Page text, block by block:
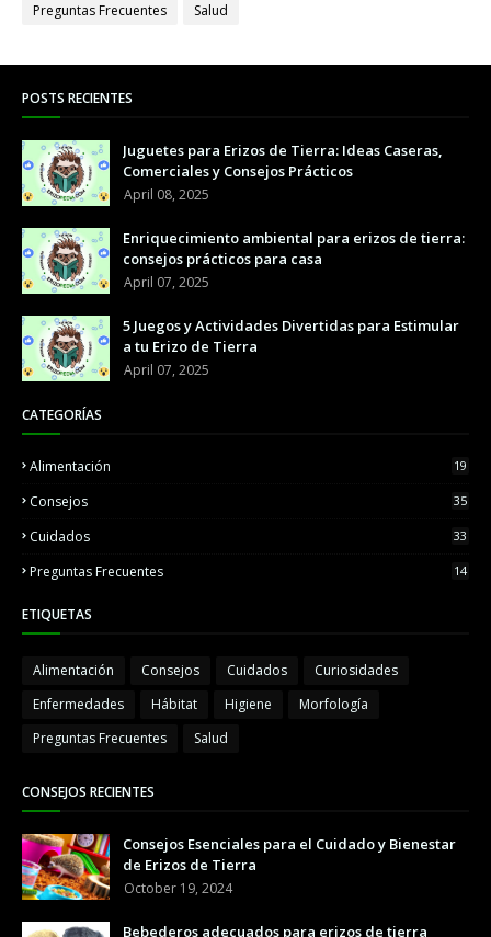
Preguntas Frecuentes
Salud
POSTS RECIENTES
Juguetes para Erizos de Tierra: Ideas Caseras,
Comerciales y Consejos Prácticos
April 08, 2025
Enriquecimiento ambiental para erizos de tierra:
consejos prácticos para casa
April 07, 2025
5 Juegos y Actividades Divertidas para Estimular
a tu Erizo de Tierra
April 07, 2025
CATEGORÍAS
Alimentación 19
Consejos 35
Cuidados 33
Preguntas Frecuentes 14
ETIQUETAS
Alimentación Consejos Cuidados
Curiosidades
Enfermedades
Hábitat Higiene
Morfología
Preguntas Frecuentes
Salud
CONSEJOS RECIENTES
Consejos Esenciales para el Cuidado y Bienestar
de Erizos de Tierra
October 19, 2024
Bebederos adecuados para erizos de tierra